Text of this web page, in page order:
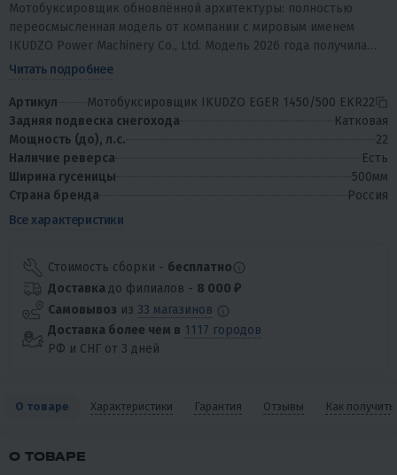
Мотобуксировщик обновлённой архитектуры: полностью
переосмысленная модель от компании с мировым именем
IKUDZO Power Machinery Co., Ltd. Модель 2026 года получила
ряд конструктивных...
Читать подробнее
Артикул
Мотобуксировщик IKUDZO EGER 1450/500 EKR22
Задняя подвеска снегохода
Катковая
Мощность (до), л.с.
22
Наличие реверса
Есть
Ширина гусеницы
500мм
Страна бренда
Россия
Все характеристики
Стоимость сборки - бесплатно
Доставкадо филиалов - 8 000 ₽
Самовывоз из 33 магазинов
Доставка более чем в 1117 городов
РФ и СНГ от 3 дней
О товаре Характеристики Гарантия Отзывы Как получить
О ТОВАРЕ